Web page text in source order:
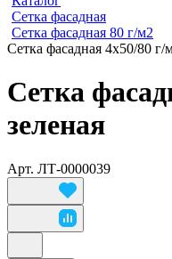
Сетка фасадная
Сетка фасадная 80 г/м2
Сетка фасадная 4х50/80 г/
Сетка
зеленая
Арт. ЛТ-0000039